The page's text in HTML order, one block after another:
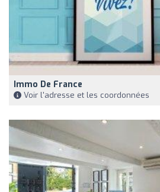
Immo De France
Voir l'adresse et les coordonnées